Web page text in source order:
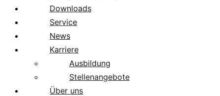
Downloads
Service
News
Karriere
Ausbildung
Stellenangebote
Über uns